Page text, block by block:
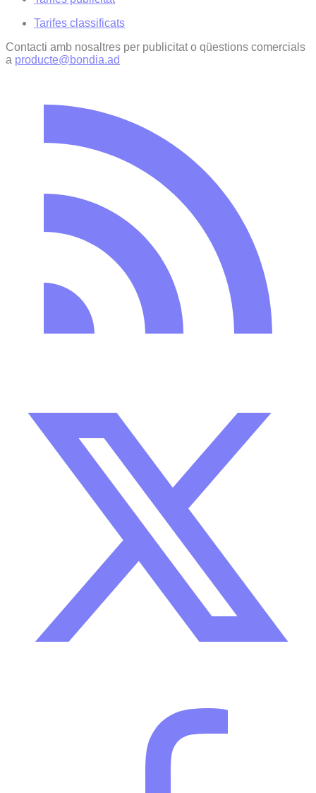
Tarifes classificats
Contacti amb nosaltres per publicitat o qüestions comercials
a producte@bondia.ad